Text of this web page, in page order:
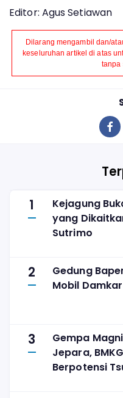
Editor: Agus Setiawan
Dilarang mengambil dan/
keseluruhan artikel di atas
tanpa
1
Kejagung
yang
Sutrimo
2
Gedung
Mobil
3
Gempa
Jepara,
Berpotensi